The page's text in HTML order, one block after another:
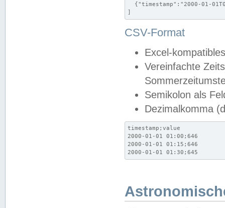
{"timestamp":"2000-01-
]
CSV-Format
Excel-
Vereinfachte
Semikolon als
Dezimalkomma
timestamp;value
2000-01-01 01:00;646
2000-01-01 01:15;646
2000-01-01 01:30;645